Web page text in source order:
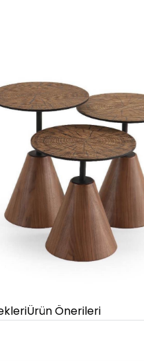
Ürün Önerileri